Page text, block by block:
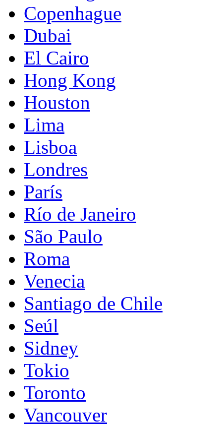
Copenhague
Dubai
El Cairo
Hong Kong
Houston
Lima
Lisboa
Londres
París
Río de Janeiro
São Paulo
Roma
Venecia
Santiago de Chile
Seúl
Sidney
Tokio
Toronto
Vancouver